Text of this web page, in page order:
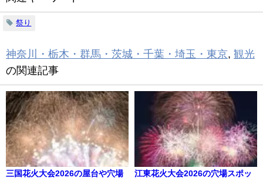
祭り
神奈川・栃木・群馬・茨城・千葉・埼玉・東京, 観光
の関連記事
三国花火大会2026の屋台や穴場
江東花火大会2026の穴場スポッ